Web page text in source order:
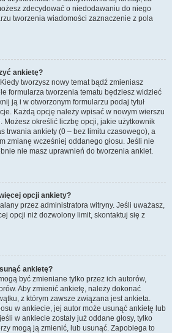
zdecydować o niedodawaniu do niego
tworzenia wiadomości zaznaczenie z pola
ankietę?
tworzysz nowy temat bądź zmieniasz
formularza tworzenia tematu będziesz widzieć
ją i w otworzonym formularzu podaj tytuł
Każdą opcję należy wpisać w nowym wierszu
Możesz określić liczbę opcji, jakie użytkownik
trwania ankiety (0 – bez limitu czasowego), a
zmianę wcześniej oddanego głosu. Jeśli nie
nie masz uprawnień do tworzenia ankiet.
opcji ankiety?
przez administratora witryny. Jeśli uważasz,
opcji niż dozwolony limit, skontaktuj się z
ankietę?
być zmieniane tylko przez ich autorów,
Aby zmienić ankietę, należy dokonać
z którym zawsze związana jest ankieta.
w ankiecie, jej autor może usunąć ankietę lub
w ankiecie zostały już oddane głosy, tylko
mogą ją zmienić, lub usunąć. Zapobiega to